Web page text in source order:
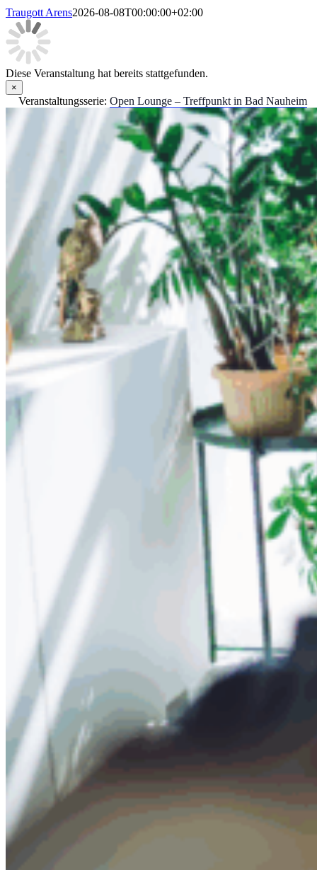
Traugott Arens2026-08-08T00:00:00+02:00
Diese Veranstaltung hat bereits stattgefunden.
×
Veranstaltungsserie: Open Lounge – Treffpunkt in Bad Nauheim